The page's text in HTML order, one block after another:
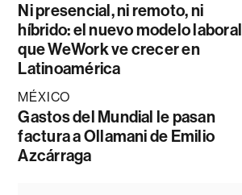
Ni presencial, ni remoto, ni
híbrido: el nuevo modelo laboral
que WeWork ve crecer en
Latinoamérica
MÉXICO
Gastos del Mundial le pasan
factura a Ollamani de Emilio
Azcárraga